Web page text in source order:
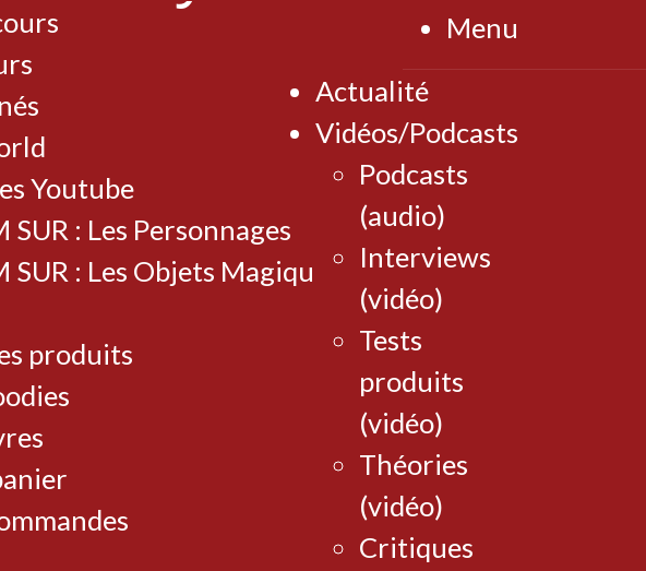
Youtube
SUR : Les Personnages
SUR : Les Objets Magiques
produits
Menu
Actualité
Vidéos/Podcasts
Podcasts
(audio)
Interviews
(vidéo)
Tests
produits
(vidéo)
Théories
(vidéo)
Critiques